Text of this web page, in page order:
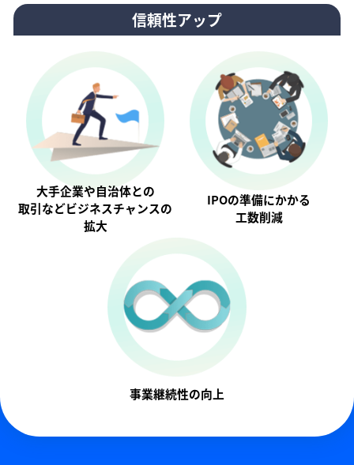
信頼性アップ
大手企業や自治体との
取引などビジネスチャンスの
拡大
IPOの準備にかかる
工数削減
事業継続性の向上